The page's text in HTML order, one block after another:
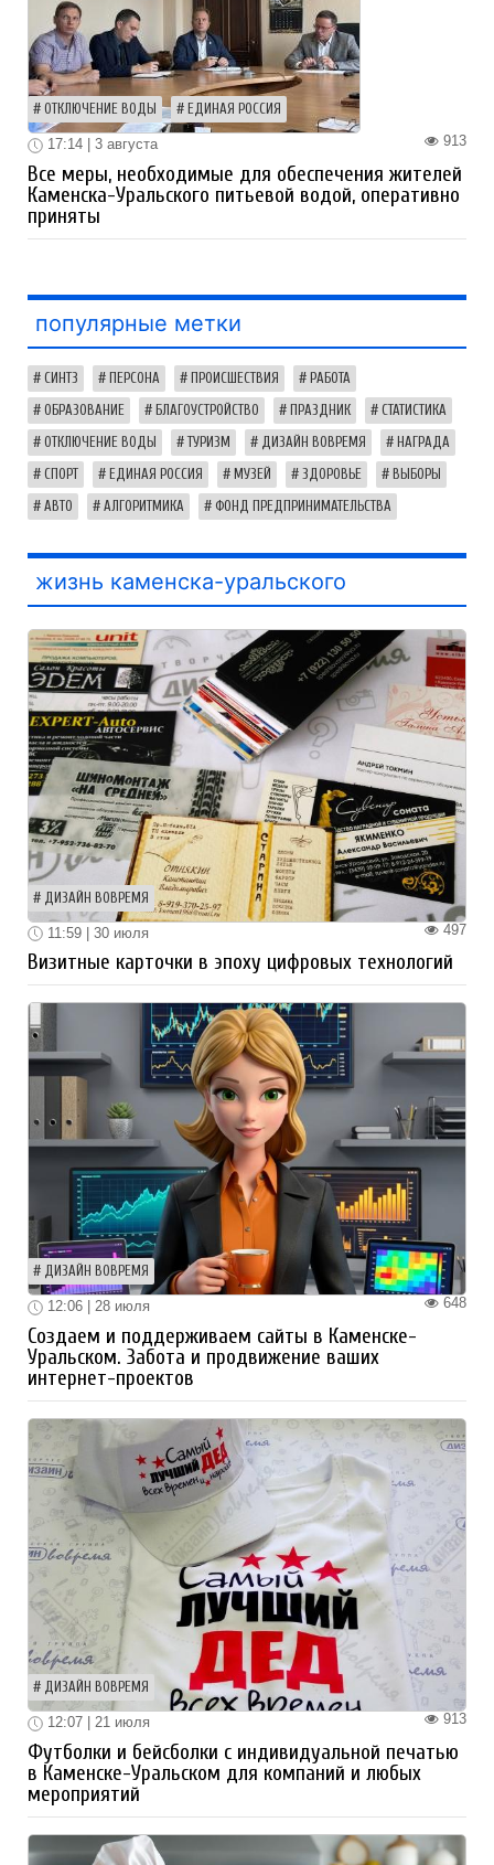
ОТКЛЮЧЕНИЕ ВОДЫ ЕДИНАЯ РОССИЯ
913
17:14 | 3 августа
Все меры, необходимые для обеспечения жителей
Каменска-Уральского питьевой водой, оперативно
приняты
популярные метки
СИНТЗ ПЕРСОНА ПРОИСШЕСТВИЯ РАБОТА
ОБРАЗОВАНИЕ БЛАГОУСТРОЙСТВО ПРАЗДНИК СТАТИСТИКА
ОТКЛЮЧЕНИЕ ВОДЫ ТУРИЗМ ДИЗАЙН ВОВРЕМЯ НАГРАДА
СПОРТ ЕДИНАЯ РОССИЯ МУЗЕЙ ЗДОРОВЬЕ ВЫБОРЫ
АВТО АЛГОРИТМИКА ФОНД ПРЕДПРИНИМАТЕЛЬСТВА
жизнь каменска-уральского
ДИЗАЙН ВОВРЕМЯ
497
11:59 | 30 июля
Визитные карточки в эпоху цифровых технологий
ДИЗАЙН ВОВРЕМЯ
648
12:06 | 28 июля
Создаем и поддерживаем сайты в Каменске-
Уральском. Забота и продвижение ваших
интернет-проектов
ДИЗАЙН ВОВРЕМЯ
913
12:07 | 21 июля
Футболки и бейсболки с индивидуальной печатью
в Каменске-Уральском для компаний и любых
мероприятий